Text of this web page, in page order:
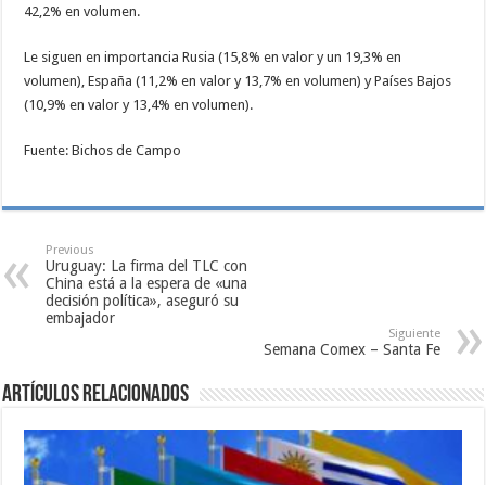
42,2% en volumen.
Le siguen en importancia Rusia (15,8% en valor y un 19,3% en
volumen), España (11,2% en valor y 13,7% en volumen) y Países Bajos
(10,9% en valor y 13,4% en volumen).
Fuente: Bichos de Campo
Previous
Uruguay: La firma del TLC con
China está a la espera de «una
decisión política», aseguró su
embajador
Siguiente
Semana Comex – Santa Fe
Artículos relacionados